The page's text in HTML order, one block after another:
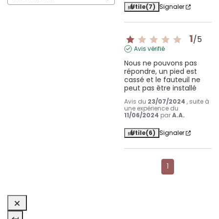
Utile(7) Signaler
1/5
Avis vérifié
Nous ne pouvons pas
répondre, un pied est
cassé et le fauteuil ne
peut pas être installé
Avis du 23/07/2024 , suite à
une expérience du
11/06/2024 parA.A.
Utile(6) Signaler
1